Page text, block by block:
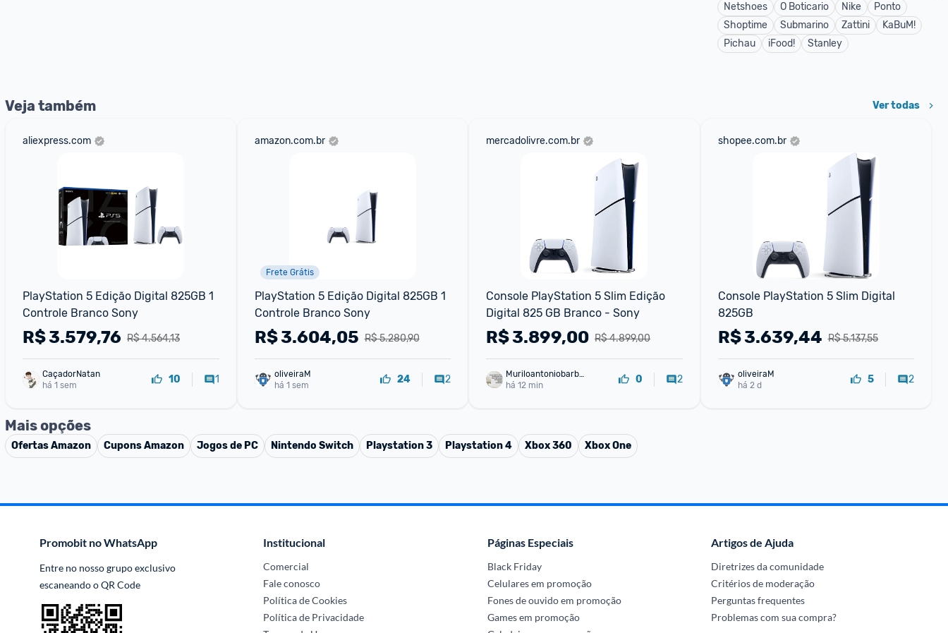
Netshoes
O Boticario Nike
Ponto
Shoptime
Submarino Zattini
KaBuM!
Pichau
iFood! Stanley
Veja também Ver todas
aliexpress.com
PlayStation 5 Edição Digital 825GB 1
Controle Branco Sony
R$ 4.564,13
R$3.579,76
CaçadorNatan
há 1 sem
10 1
amazon.com.br
Frete Grátis
PlayStation 5 Edição Digital 825GB 1
Controle Branco Sony
R$ 5.280,90
R$3.604,05
oliveiraM
há 1 sem
24 2
mercadolivre.com.br
Console PlayStation 5 Slim Edição
Digital 825 GB Branco - Sony
R$ 4.899,00
R$3.899,00
Muriloantoniobarbo
sa
há 12 min 0 2
shopee.com.br
Console PlayStation 5 Slim Digital
825GB
R$ 5.137,55
R$3.639,44
oliveiraM
há 2 d
5 2
Mais opções
OfertasAmazon CuponsAmazon Jogos de PC Nintendo Switch Playstation 3 Playstation 4 Xbox 360 Xbox One
Promobit no WhatsApp
Entre no nosso grupo exclusivo
escaneando o QR Code
Institucional
Comercial
Fale conosco
Política de Cookies
Política de Privacidade
Páginas Especiais
Black Friday
Celulares em promoção
Fones de ouvido em promoção
Games em promoção
Artigos de Ajuda
Diretrizes da comunidade
Critérios de moderação
Perguntas frequentes
Problemas com sua compra?